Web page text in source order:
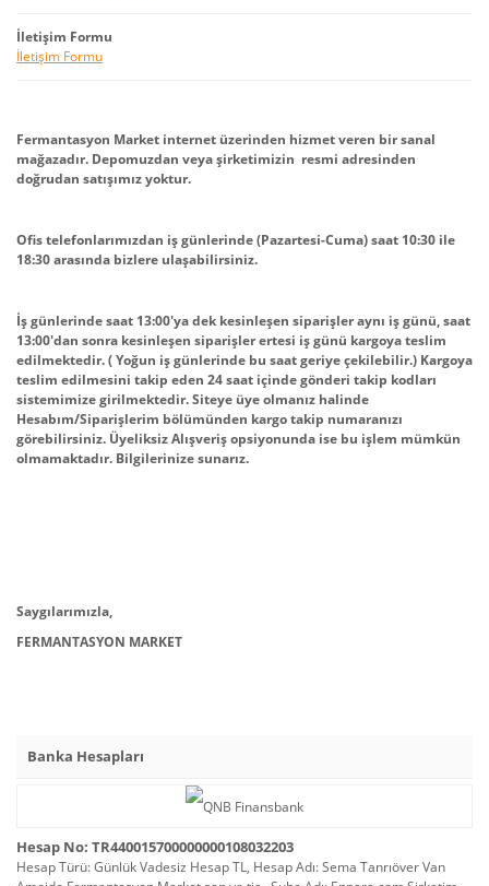
İletişim Formu
İletişim Formu
Fermantasyon Market internet üzerinden hizmet veren bir sanal
mağazadır. Depomuzdan veya şirketimizin resmi adresinden
doğrudan satışımız yoktur.
Ofis telefonlarımızdan iş günlerinde (Pazartesi-Cuma) saat 10:30 ile
18:30 arasında bizlere ulaşabilirsiniz.
İş günlerinde saat 13:00'ya dek kesinleşen siparişler aynı iş günü, saat
13:00'dan sonra kesinleşen siparişler ertesi iş günü kargoya teslim
edilmektedir. ( Yoğun iş günlerinde bu saat geriye çekilebilir.) Kargoya
teslim edilmesini takip eden 24 saat içinde gönderi takip kodları
sistemimize girilmektedir. Siteye üye olmanız halinde
Hesabım/Siparişlerim bölümünden kargo takip numaranızı
görebilirsiniz. Üyeliksiz Alışveriş opsiyonunda ise bu işlem mümkün
olmamaktadır. Bilgilerinize sunarız.
Saygılarımızla,
FERMANTASYON MARKET
Banka Hesapları
Hesap No: TR440015700000000108032203
Hesap Türü: Günlük Vadesiz Hesap TL, Hesap Adı: Sema Tanrıöver Van